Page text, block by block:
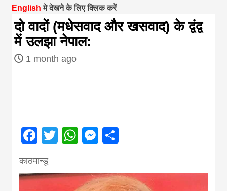
magazine of
Nepal brings
from
English मे देखने के लिए क्लिक करें
दो वादों (मधेसवाद और खसवाद) के द्वंद्व
में उलझा नेपाल:
1 month ago
Facebook
Twitter
WhatsApp
Messenger
काठमान्डू